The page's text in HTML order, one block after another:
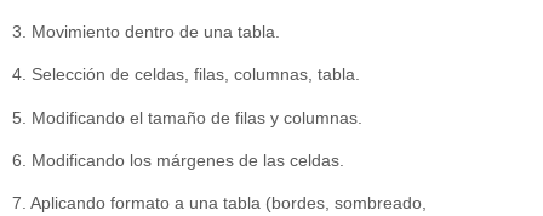
3. Movimiento dentro de una tabla.
4. Selección de celdas, filas, columnas, tabla.
5. Modificando el tamaño de filas y columnas.
6. Modificando los márgenes de las celdas.
7. Aplicando formato a una tabla (bordes, sombreado,